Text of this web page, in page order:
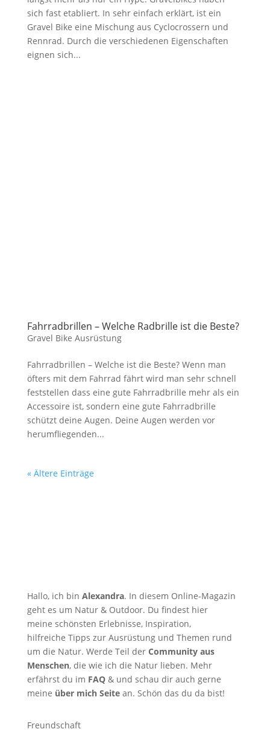
sich fast etabliert. In sehr einfach erklärt, ist ein
Gravel Bike eine Mischung aus Cyclocrossern und
Rennrad. Durch die verschiedenen Eigenschaften
eignen sich...
Fahrradbrillen – Welche Radbrille ist die Beste?
Gravel Bike Ausrüstung
Fahrradbrillen – Welche ist die Beste? Wenn man
öfters mit dem Fahrrad fährt wird man sehr schnell
feststellen dass eine gute Fahrradbrille mehr als ein
Accessoire ist, sondern eine gute Fahrradbrille
schützt deine Augen. Deine Augen werden vor
herumfliegenden...
« Ältere Einträge
Hallo, ich bin Alexandra. In diesem Online-Magazin
geht es um Natur & Outdoor. Du findest hier
meine schönsten Erlebnisse, Inspiration,
hilfreiche Tipps zur Ausrüstung und Themen rund
um die Natur. Werde Teil der Community aus
Menschen, die wie ich die Natur lieben. Mehr
erfährst du im FAQ& und schau dir auch gerne
meine über mich Seitean. Schön das du da bist!
Freundschaft